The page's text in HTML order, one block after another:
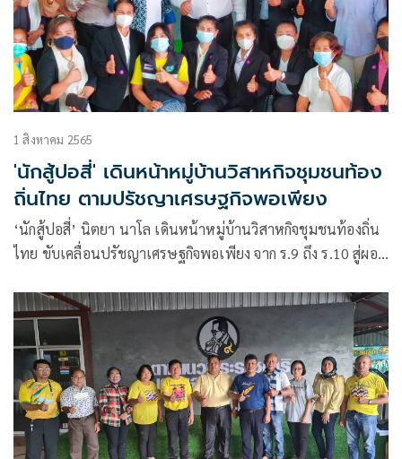
1 สิงหาคม 2565
'นักสู้ปอสี่' เดินหน้าหมู่บ้านวิสาหกิจชุมชนท้อง
ถิ่นไทย ตามปรัชญาเศรษฐกิจพอเพียง
‘นักสู้ปอสี่’ นิตยา นาโล เดินหน้าหมู่บ้านวิสาหกิจชุมชนท้องถิ่น
ไทย ขับเคลื่อนปรัชญาเศรษฐกิจพอเพียง จาก ร.9 ถึง ร.10 สู่ผอง